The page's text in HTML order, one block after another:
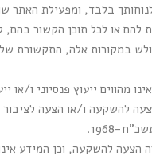
בלבד, ומפעילת האתר
להם או לכל תוכן הקשור
במקורות אלה, התקשורת
מהווים ייעוץ פנסיוני ו/או
1968.
הצעה להשקעה, וכן המידע